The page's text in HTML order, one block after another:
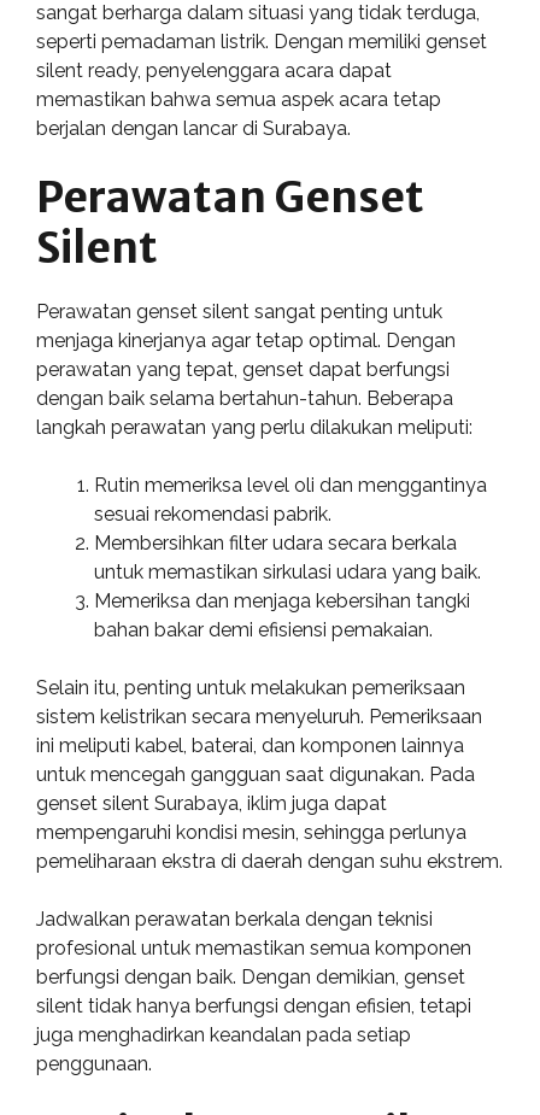
sangat berharga dalam situasi yang tidak terduga,
seperti pemadaman listrik. Dengan memiliki genset
silent ready, penyelenggara acara dapat
memastikan bahwa semua aspek acara tetap
berjalan dengan lancar di Surabaya.
Perawatan Genset
Silent
Perawatan genset silent sangat penting untuk
menjaga kinerjanya agar tetap optimal. Dengan
perawatan yang tepat, genset dapat berfungsi
dengan baik selama bertahun-tahun. Beberapa
langkah perawatan yang perlu dilakukan meliputi:
Rutin memeriksa level oli dan menggantinya
sesuai rekomendasi pabrik.
Membersihkan filter udara secara berkala
untuk memastikan sirkulasi udara yang baik.
Memeriksa dan menjaga kebersihan tangki
bahan bakar demi efisiensi pemakaian.
Selain itu, penting untuk melakukan pemeriksaan
sistem kelistrikan secara menyeluruh. Pemeriksaan
ini meliputi kabel, baterai, dan komponen lainnya
untuk mencegah gangguan saat digunakan. Pada
genset silent Surabaya, iklim juga dapat
mempengaruhi kondisi mesin, sehingga perlunya
pemeliharaan ekstra di daerah dengan suhu ekstrem.
Jadwalkan perawatan berkala dengan teknisi
profesional untuk memastikan semua komponen
berfungsi dengan baik. Dengan demikian, genset
silent tidak hanya berfungsi dengan efisien, tetapi
juga menghadirkan keandalan pada setiap
penggunaan.